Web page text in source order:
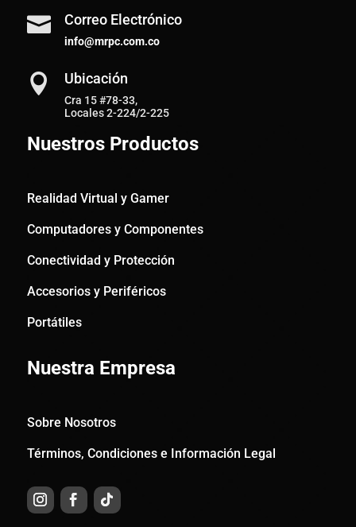
 Correo Electrónico
info@mrpc.com.co
 Ubicación
Cra 15 #78-33,
Locales 2-224/2-225
Nuestros Productos
Realidad Virtual y Gamer
Computadores y Componentes
Conectividad y Protección
Accesorios y Periféricos
Portátiles
Nuestra Empresa
Sobre Nosotros
Términos, Condiciones e Información Legal